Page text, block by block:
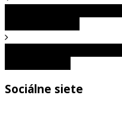
Sociálne siete